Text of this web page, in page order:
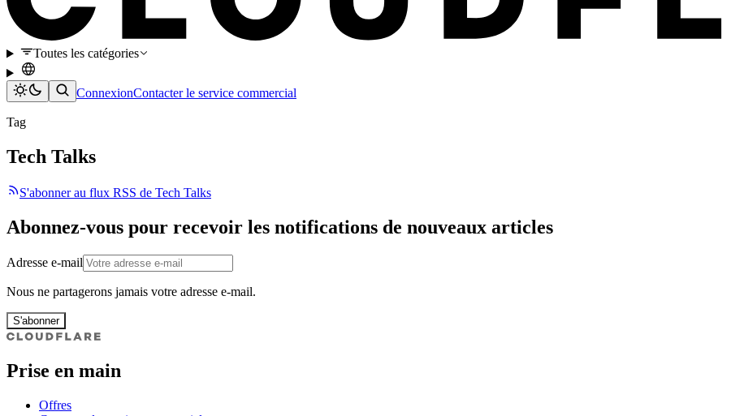
Toutes les catégories
ConnexionContacter le service commercial
Tag
Tech Talks
S'abonner au flux RSS de Tech Talks
Abonnez-vous pour recevoir les notifications de nouveaux articles
Adresse e-mail
Nous ne partagerons jamais votre adresse e-mail.
S'abonner
Prise en main
Offres